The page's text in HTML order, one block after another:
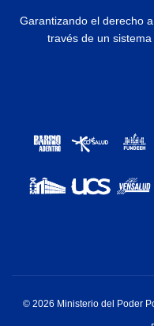
Garantizando el derecho
través de un
© 2026 Ministerio del Poder